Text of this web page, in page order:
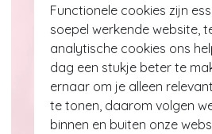
Functionele cookies zijn
soepel werkende website,
analytische cookies ons
dag een stukje beter te
ernaar om je alleen
te tonen, daarom volgen
binnen en buiten onze